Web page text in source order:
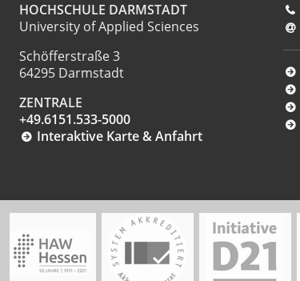
HOCHSCHULE DARMSTADT
University of Applied Sciences
Schöfferstraße 3
64295 Darmstadt
ZENTRALE
+49.6151.533-5000
Interaktive Karte & Anfahrt